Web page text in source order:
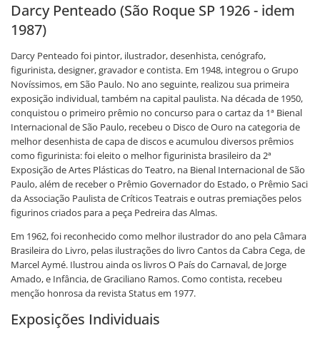
Darcy Penteado (São Roque SP 1926 - idem
1987)
Darcy Penteado foi pintor, ilustrador, desenhista, cenógrafo,
figurinista, designer, gravador e contista. Em 1948, integrou o Grupo
Novíssimos, em São Paulo. No ano seguinte, realizou sua primeira
exposição individual, também na capital paulista. Na década de 1950,
conquistou o primeiro prêmio no concurso para o cartaz da 1ª Bienal
Internacional de São Paulo, recebeu o Disco de Ouro na categoria de
melhor desenhista de capa de discos e acumulou diversos prêmios
como figurinista: foi eleito o melhor figurinista brasileiro da 2ª
Exposição de Artes Plásticas do Teatro, na Bienal Internacional de São
Paulo, além de receber o Prêmio Governador do Estado, o Prêmio Saci
da Associação Paulista de Críticos Teatrais e outras premiações pelos
figurinos criados para a peça Pedreira das Almas.
Em 1962, foi reconhecido como melhor ilustrador do ano pela Câmara
Brasileira do Livro, pelas ilustrações do livro Cantos da Cabra Cega, de
Marcel Aymé. Ilustrou ainda os livros O País do Carnaval, de Jorge
Amado, e Infância, de Graciliano Ramos. Como contista, recebeu
menção honrosa da revista Status em 1977.
Exposições Individuais